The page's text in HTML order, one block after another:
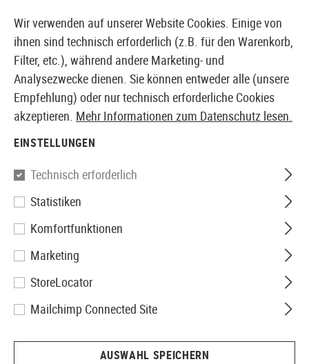
EUROPÄISCHER AIRSOFT SHOP & GROßHÄNDLER
Smith & Wesson
Extreme Ops CK32C Karambit
Wir verwenden auf unserer Website Cookies. Einige von
ihnen sind technisch erforderlich (z.B. für den Warenkorb,
Filter, etc.), während andere Marketing- und
Analysezwecke dienen. Sie können entweder alle (unsere
Empfehlung) oder nur technisch erforderliche Cookies
akzeptieren. Mehr Informationen zum Datenschutz lesen.
EINSTELLUNGEN
Technisch erforderlich
Statistiken
Komfortfunktionen
Marketing
StoreLocator
Mailchimp Connected Site
AUSWAHL SPEICHERN